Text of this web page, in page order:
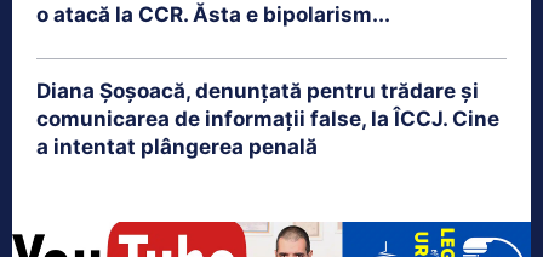
o atacă la CCR. Ăsta e bipolarism...
Diana Șoșoacă, denunțată pentru trădare și
comunicarea de informații false, la ÎCCJ. Cine
a intentat plângerea penală